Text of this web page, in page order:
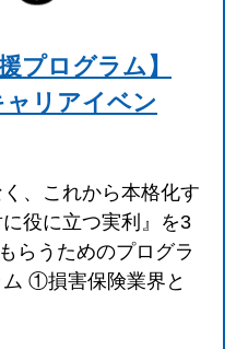
プログラム】
リアイベン
、これから本格化す
役に立つ実利』を3
らうためのプログラ
①損害保険業界と